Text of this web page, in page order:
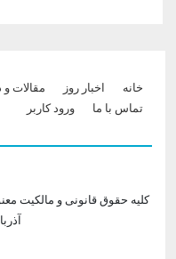
Footer menu
خانه اخبار روز مقالات و
تماس با ما
ورود کاربر
کلیه حقوق قانونی و مالکیت